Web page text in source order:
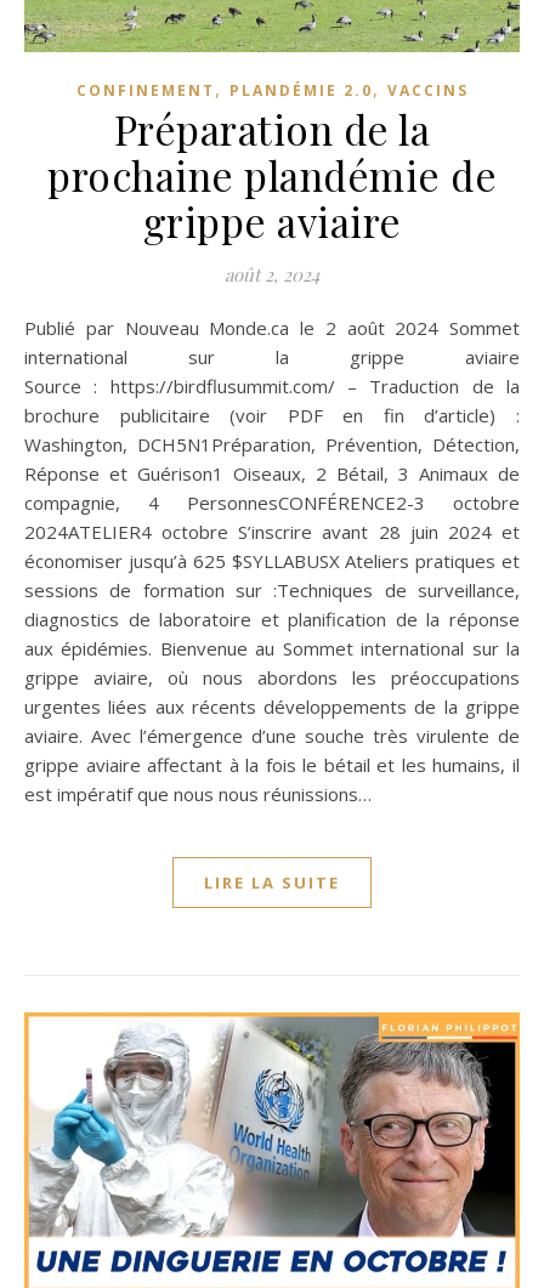
CONFINEMENT , PLANDÉMIE 2.0, VACCINS
Préparation de la
prochaine plandémie de
grippe aviaire
août 2, 2024
Publié par Nouveau Monde.ca le 2 août 2024 Sommet
international sur la grippe aviaire
Source : https://birdflusummit.com/ – Traduction de la
brochure publicitaire (voir PDF en fin d’article) :
Washington, DCH5N1Préparation, Prévention, Détection,
Réponse et Guérison1 Oiseaux, 2 Bétail, 3 Animaux de
compagnie, 4 PersonnesCONFÉRENCE2-3 octobre
2024ATELIER4 octobre S’inscrire avant 28 juin 2024 et
économiser jusqu’à 625 $SYLLABUSX Ateliers pratiques et
sessions de formation sur :Techniques de surveillance,
diagnostics de laboratoire et planification de la réponse
aux épidémies. Bienvenue au Sommet international sur la
grippe aviaire, où nous abordons les préoccupations
urgentes liées aux récents développements de la grippe
aviaire. Avec l’émergence d’une souche très virulente de
grippe aviaire affectant à la fois le bétail et les humains, il
est impératif que nous nous réunissions…
LIRE LA SUITE